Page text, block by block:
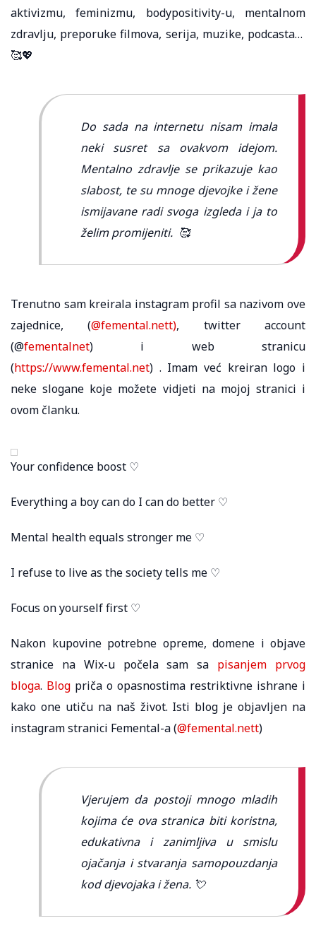
aktivizmu, feminizmu, bodypositivity-u, mentalnom
zdravlju, preporuke filmova, serija, muzike, podcasta…
🥰💖
Do sada na internetu nisam imala
neki susret sa ovakvom idejom.
Mentalno zdravlje se prikazuje kao
slabost, te su mnoge djevojke i žene
ismijavane radi svoga izgleda i ja to
želim promijeniti. 🥰
Trenutno sam kreirala instagram profil sa nazivom ove
zajednice, (@femental.nett), twitter account
(@fementalnet) i web stranicu
(https://www.femental.net) . Imam već kreiran logo i
neke slogane koje možete vidjeti na mojoj stranici i
ovom članku.
Your confidence boost ♡
Everything a boy can do I can do better ♡
Mental health equals stronger me ♡
I refuse to live as the society tells me ♡
Focus on yourself first ♡
Nakon kupovine potrebne opreme, domene i objave
stranice na Wix-u počela sam sa pisanjem prvog
bloga. Blog priča o opasnostima restriktivne ishrane i
kako one utiču na naš život. Isti blog je objavljen na
instagram stranici Femental-a (@femental.nett)
Vjerujem da postoji mnogo mladih
kojima će ova stranica biti koristna,
edukativna i zanimljiva u smislu
ojačanja i stvaranja samopouzdanja
kod djevojaka i žena. 💘